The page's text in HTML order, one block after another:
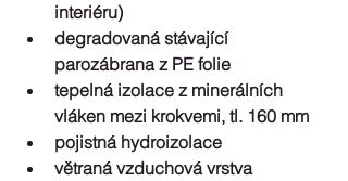
interiéru)
degradovaná stávající
parozábrana z PE folie
tepelná izolace z minerálních
vláken mezi krokvemi, tl. 160 mm
pojistná hydroizolace
větraná vzduchová vrstva